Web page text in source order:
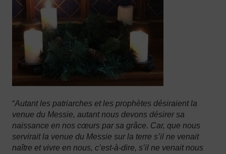
“Autant les patriarches et les prophètes désiraient la
venue du Messie, autant nous devons désirer sa
naissance en nos cœurs par sa grâce. Car, que nous
servirait la venue du Messie sur la terre s’il ne venait
naître et vivre en nous, c’est-à-dire, s’il ne venait nous